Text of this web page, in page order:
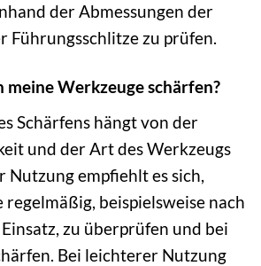
der Abmessungen der
Führungsschlitze zu prüfen.
Werkzeuge schärfen?
Schärfens hängt von der
und der Art des Werkzeugs
Nutzung empfiehlt es sich,
regelmäßig, beispielsweise nach
zu überprüfen und bei
Bei leichterer Nutzung